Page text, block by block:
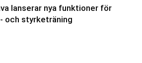
lanserar nya funktioner för
och styrketräning